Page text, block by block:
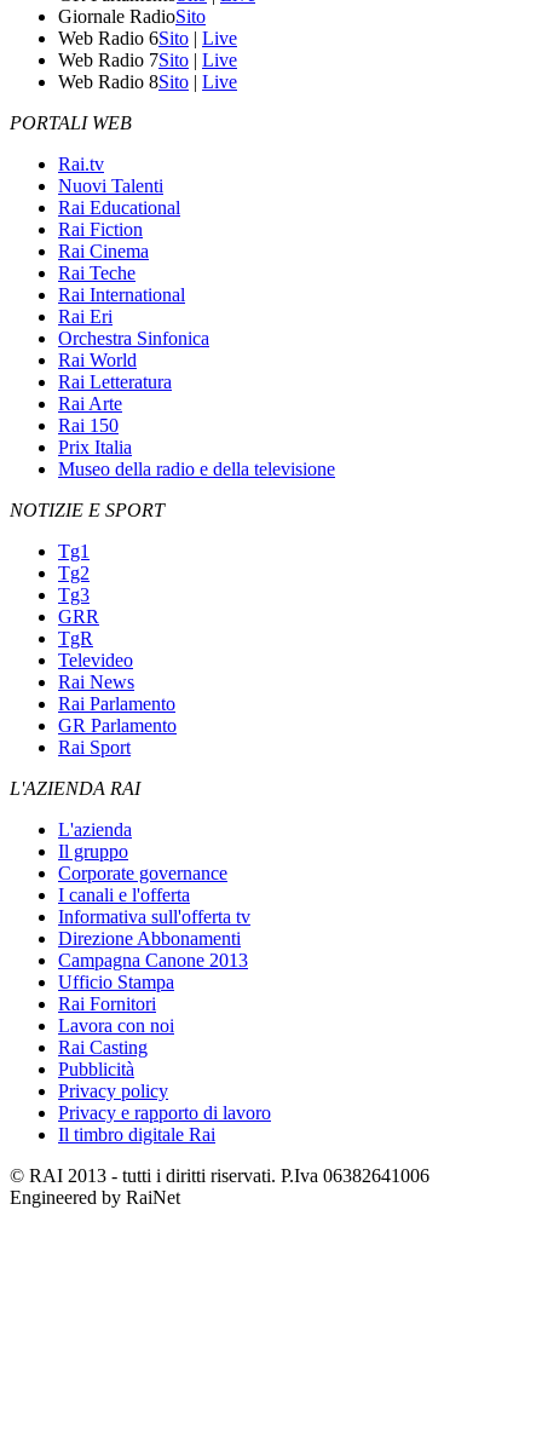
Giornale RadioSito
Web Radio 6Sito | Live
Web Radio 7Sito | Live
Web Radio 8Sito | Live
PORTALI WEB
Rai.tv
Nuovi Talenti
Rai Educational
Rai Fiction
Rai Cinema
Rai Teche
Rai International
Rai Eri
Orchestra Sinfonica
Rai World
Rai Letteratura
Rai Arte
Rai 150
Prix Italia
Museo della radio e della televisione
NOTIZIE E SPORT
Tg1
Tg2
Tg3
GRR
TgR
Televideo
Rai News
Rai Parlamento
GR Parlamento
Rai Sport
L'AZIENDA RAI
L'azienda
Il gruppo
Corporate governance
I canali e l'offerta
Informativa sull'offerta tv
Direzione Abbonamenti
Campagna Canone 2013
Ufficio Stampa
Rai Fornitori
Lavora con noi
Rai Casting
Pubblicità
Privacy policy
Privacy e rapporto di lavoro
Il timbro digitale Rai
© RAI 2013 - tutti i diritti riservati. P.Iva 06382641006
Engineered by RaiNet